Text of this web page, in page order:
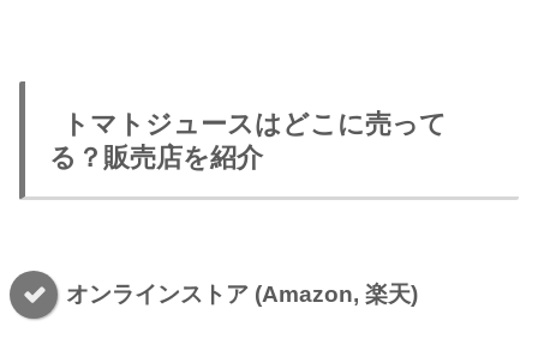
トマトジュースはどこに売って
る？販売店を紹介
オンラインストア (Amazon, 楽天)